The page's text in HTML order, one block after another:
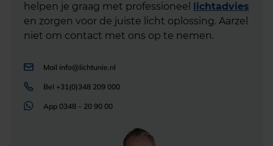
helpen je graag met professioneel lichtadvies
en zorgen voor de juiste licht oplossing. Aarzel
niet om contact met ons op te nemen.
Mail info@lichtunie.nl
Bel +31(0)348 209 000
App 0348 – 20 90 00